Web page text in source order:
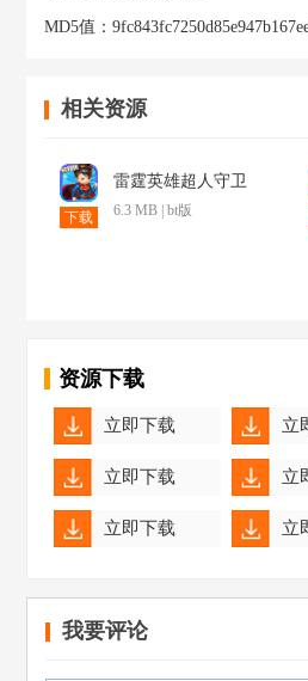
MD5值：
相关资源
下载
雷霆英雄超人守卫
6.3 MB | bt版
资源下载
立即下载 立
立即下载 立
立即下载 立
我要评论